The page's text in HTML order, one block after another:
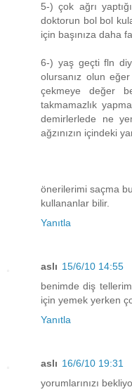
5-) çok ağrı
doktorun bol bol
için başınıza daha
6-) yaş geçti fln
olursanız olun
çekmeye değer
takmamazlık
demirlerlede ne
ağzınızın içindeki
önerilerimi saçma
kullananlar bilir.
Yanıtla
aslı 15/6/10 14:55
benimde diş tellerim
için yemek yerken
Yanıtla
aslı 16/6/10 19:31
yorumlarınızı